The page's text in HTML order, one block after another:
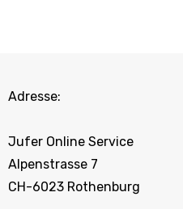
Adresse:
Jufer Online Service
Alpenstrasse 7
CH-6023 Rothenburg